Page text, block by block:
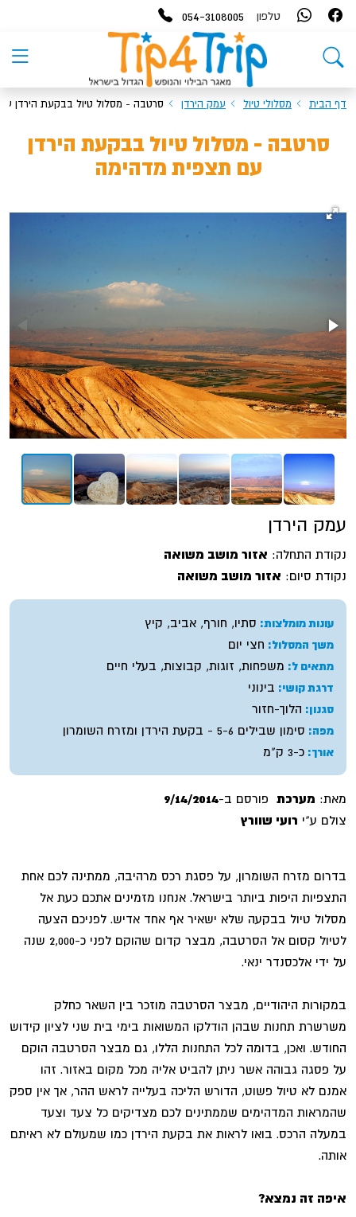
טלפון 054-3108005
דף הבית מסלולי טיול עמק הירדן סרטבה - מסלול טיול בבקעת הירדן
סרטבה - מסלול טיול בבקעת הירדן
עם תצפית מדהימה
עמק הירדן
נקודת התחלה: אזור מושב משואה
נקודת סיום: אזור מושב משואה
עונות מומלצות: סתיו, חורף, אביב, קיץ
משך המסלול: חצי יום
מתאים ל: משפחות, זוגות, קבוצות, בעלי חיים
דרגת קושי: בינוני
סגנון: הלוך-חזור
מפה: סימון שבילים 5-6 - בקעת הירדן ומזרח השומרון
אורך: כ-3 ק"מ
מאת: מערכת פורסם ב-9/14/2014
צולם ע"י רועי שוורץ
בדרום מזרח השומרון, על פסגת רכס מרהיבה, ממתינה לכם אחת
התצפיות היפות ביותר בישראל. אנחנו מזמינים אתכם כעת אל
מסלול טיול בבקעה שלא ישאיר אף אחד אדיש. לפניכם הצעה
לטיול קסום אל הסרטבה, מבצר קדום שהוקם לפני כ-2,000 שנה
על ידי אלכסנדר ינאי.
במקורות היהודיים, מבצר הסרטבה מוזכר בין השאר כחלק
משרשרת תחנות שבהן הודלקו המשואות בימי בית שני לציון קידוש
החודש. ואכן, בדומה לכל התחנות הללו, גם מבצר הסרטבה הוקם
על פסגה גבוהה אשר ניתן להביט אליה מכל מקום באזור. זהו
אמנם לא טיול פשוט, הדורש הליכה בעלייה לראש ההר, אך אין ספק
שהמראות המדהימים שממתינים לכם מצדיקים כל צעד וצעד
במעלה הרכס. בואו לראות את בקעת הירדן כמו שמעולם לא ראיתם
אותה.
איפה זה נמצא?